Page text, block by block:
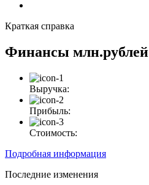
Краткая справка
Финансы млн.рублей
Выручка:
Прибыль:
Стоимость:
Подробная информация
Последние изменения